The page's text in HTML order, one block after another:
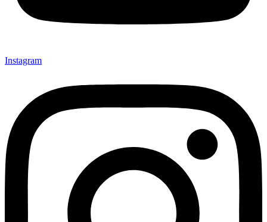
Instagram